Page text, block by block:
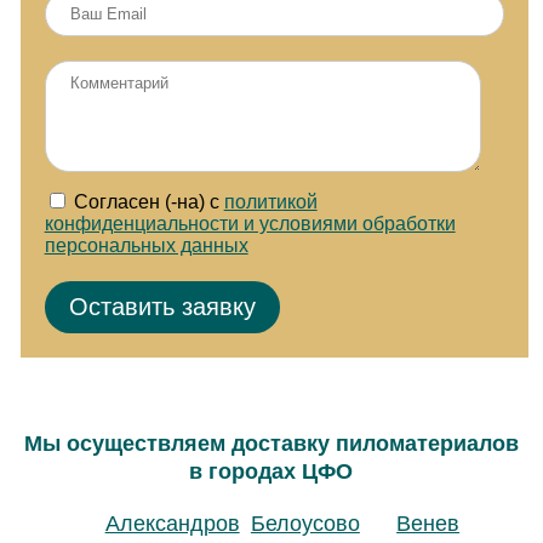
Согласен (-на) с политикой
конфиденциальности и условиями обработки
персональных данных
Мы осуществляем доставку пиломатериалов
в городах ЦФО
Александров Белоусово
Венев